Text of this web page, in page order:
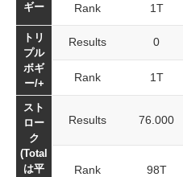
ギー
Rank 1T
トリ
プル
ボギ
ー/+
Results 0
Rank 1T
スト
ロー
ク
(Total
は平
Results 76.000
Rank 98T